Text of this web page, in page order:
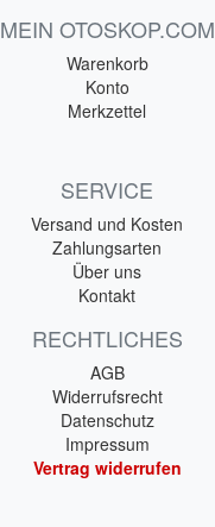
MEIN OTOSKOP.COM
Warenkorb
Konto
Merkzettel
SERVICE
Versand und Kosten
Zahlungsarten
Über uns
Kontakt
RECHTLICHES
AGB
Widerrufsrecht
Datenschutz
Impressum
Vertrag widerrufen